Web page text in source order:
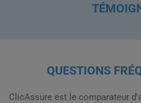
QUESTIONS
ClicAssure est le comparateur